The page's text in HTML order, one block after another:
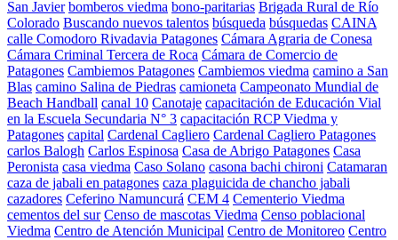
San Javier bomberos viedma bono-paritarias Brigada Rural de Río
Colorado Buscando nuevos talentos búsqueda búsquedas CAINA
calle Comodoro Rivadavia Patagones Cámara Agraria de Conesa
Cámara Criminal Tercera de Roca Cámara de Comercio de
Patagones Cambiemos Patagones Cambiemos viedma camino a San
Blas camino Salina de Piedras camioneta Campeonato Mundial de
Beach Handball canal 10 Canotaje capacitación de Educación Vial
en la Escuela Secundaria N° 3 capacitación RCP Viedma y
Patagones capital Cardenal Cagliero Cardenal Cagliero Patagones
carlos Balogh Carlos Espinosa Casa de Abrigo Patagones Casa
Peronista casa viedma Caso Solano casona bachi chironi Catamaran
caza de jabali en patagones caza plaguicida de chancho jabali
cazadores Ceferino Namuncurá CEM 4 Cementerio Viedma
cementos del sur Censo de mascotas Viedma Censo poblacional
Viedma Centro de Atención Municipal Centro de Monitoreo Centro